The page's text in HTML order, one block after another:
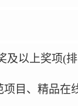
及以上奖项(
目、精品